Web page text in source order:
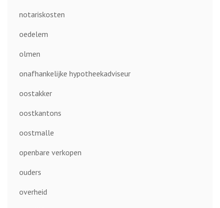
notariskosten
oedelem
olmen
onafhankelijke hypotheekadviseur
oostakker
oostkantons
oostmalle
openbare verkopen
ouders
overheid